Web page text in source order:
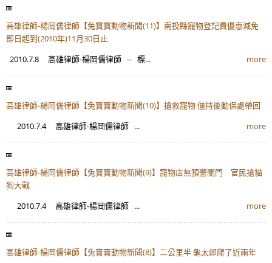
高雄律師-楊岡儒律師【兔寶寶動物新聞(11)】南投縣寵物登記費優惠減免
即日起到(2010年)11月30日止
2010.7.8 高雄律師-楊岡儒律師 -- 標...
more
高雄律師-楊岡儒律師【兔寶寶動物新聞(10)】搶救寵物 僵持後動保處帶回
2010.7.4 高雄律師-楊岡儒律師 ...
more
高雄律師-楊岡儒律師【兔寶寶動物新聞(9)】寵物店無預警關門 官民搶貓
狗大戰
2010.7.4 高雄律師-楊岡儒律師 ...
more
高雄律師-楊岡儒律師【兔寶寶動物新聞(8)】二公里半 龜太郎爬了近兩年